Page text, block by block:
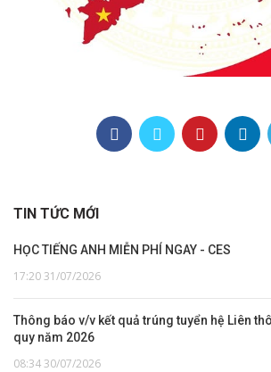
TIN TỨC MỚI
HỌC TIẾNG ANH MIỄN PHÍ NGAY - CES
17:20 31/07/2026
Thông báo v/v kết quả trúng tuyển hệ Liên
quy năm 2026
08:34 30/07/2026